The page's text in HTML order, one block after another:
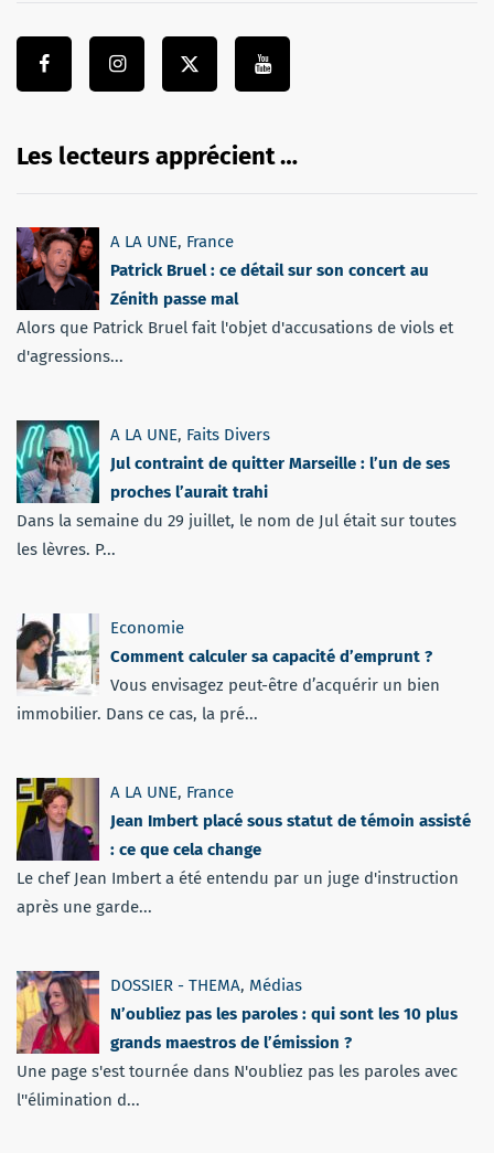
Les lecteurs apprécient …
A LA UNE, France
Patrick Bruel : ce détail sur son concert au
Zénith passe mal
Alors que Patrick Bruel fait l'objet d'accusations de viols et
d'agressions...
A LA UNE, Faits Divers
Jul contraint de quitter Marseille : l’un de ses
proches l’aurait trahi
Dans la semaine du 29 juillet, le nom de Jul était sur toutes
les lèvres. P...
Economie
Comment calculer sa capacité d’emprunt ?
Vous envisagez peut-être d’acquérir un bien
immobilier. Dans ce cas, la pré...
A LA UNE, France
Jean Imbert placé sous statut de témoin assisté
: ce que cela change
Le chef Jean Imbert a été entendu par un juge d'instruction
après une garde...
DOSSIER - THEMA, Médias
N’oubliez pas les paroles : qui sont les 10 plus
grands maestros de l’émission ?
Une page s'est tournée dans N'oubliez pas les paroles avec
l''élimination d...